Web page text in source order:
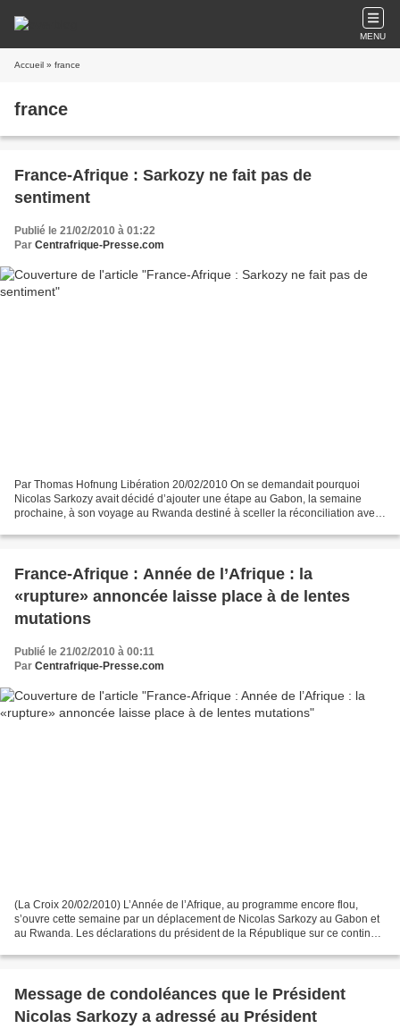
MENU
Accueil » france
france
France-Afrique : Sarkozy ne fait pas de
sentiment
Publié le 21/02/2010 à 01:22
Par Centrafrique-Presse.com
Par Thomas Hofnung Libération 20/02/2010 On se demandait pourquoi
Nicolas Sarkozy avait décidé d’ajouter une étape au Gabon, la semaine
prochaine, à son voyage au Rwanda destiné à sceller la réconciliation avec
France-Afrique : Année de l’Afrique : la
«rupture» annoncée laisse place à de lentes
mutations
Publié le 21/02/2010 à 00:11
Par Centrafrique-Presse.com
(La Croix 20/02/2010) L’Année de l’Afrique, au programme encore flou,
s’ouvre cette semaine par un déplacement de Nicolas Sarkozy au Gabon et
au Rwanda. Les déclarations du président de la République sur ce continent
Message de condoléances que le Président
Nicolas Sarkozy a adressé au Président